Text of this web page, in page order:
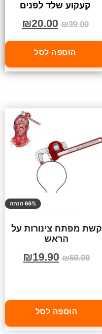
קעקוע שלד לפנים
₪39.00
₪20.00
הוספה לסל
66% הנחה
קשת מפתח צינורות על
הראש
₪59.90
₪19.90
הוספה לסל